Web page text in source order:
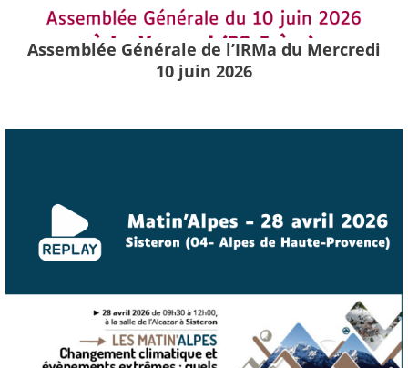
Assemblée Générale de l’IRMa du Mercredi
10 juin 2026